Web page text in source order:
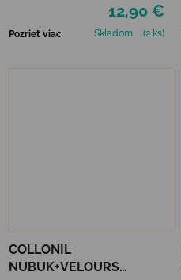
12,90 €
Pozrieť viac Skladom (2 ks)
COLLONIL
NUBUK+VELOURS